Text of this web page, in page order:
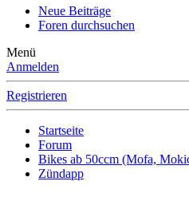
Neue Beiträge
Foren durchsuchen
Menü
Anmelden
Registrieren
Startseite
Forum
Bikes ab 50ccm (Mofa,
Zündapp